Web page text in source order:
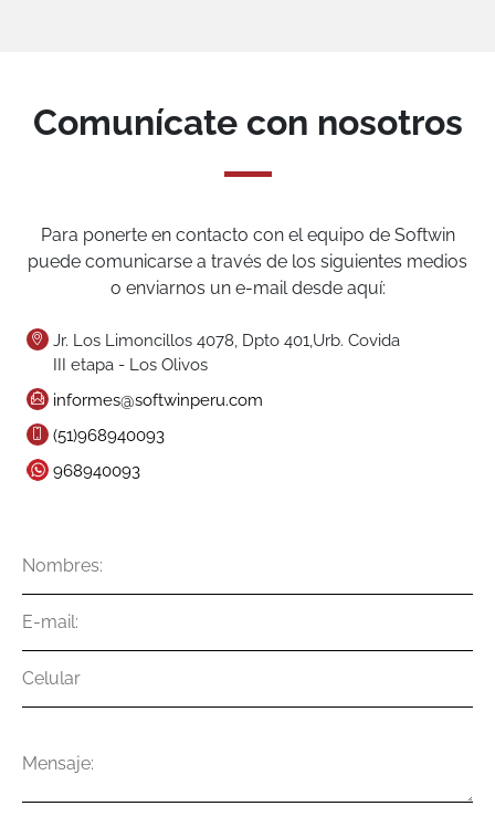
Comunícate con nosotros
Para ponerte en contacto con el equipo de Softwin
puede comunicarse a través de los siguientes medios
o enviarnos un e-mail desde aquí:
Jr. Los Limoncillos 4078, Dpto 401,Urb. Covida
III etapa - Los Olivos
informes@softwinperu.com
(51)968940093
968940093
mail